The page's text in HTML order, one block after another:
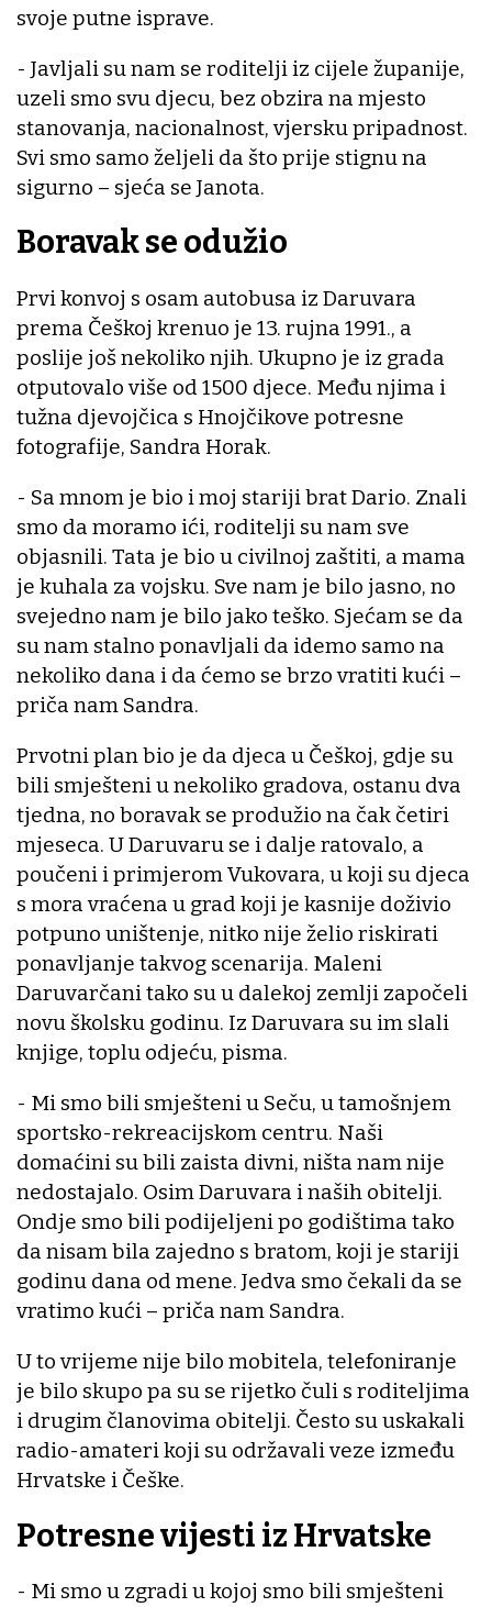
svoje putne isprave.
- Javljali su nam se roditelji iz cijele županije,
uzeli smo svu djecu, bez obzira na mjesto
stanovanja, nacionalnost, vjersku pripadnost.
Svi smo samo željeli da što prije stignu na
sigurno – sjeća se Janota.
Boravak se odužio
Prvi konvoj s osam autobusa iz Daruvara
prema Češkoj krenuo je 13. rujna 1991., a
poslije još nekoliko njih. Ukupno je iz grada
otputovalo više od 1500 djece. Među njima i
tužna djevojčica s Hnojčikove potresne
fotografije, Sandra Horak.
- Sa mnom je bio i moj stariji brat Dario. Znali
smo da moramo ići, roditelji su nam sve
objasnili. Tata je bio u civilnoj zaštiti, a mama
je kuhala za vojsku. Sve nam je bilo jasno, no
svejedno nam je bilo jako teško. Sjećam se da
su nam stalno ponavljali da idemo samo na
nekoliko dana i da ćemo se brzo vratiti kući –
priča nam Sandra.
Prvotni plan bio je da djeca u Češkoj, gdje su
bili smješteni u nekoliko gradova, ostanu dva
tjedna, no boravak se produžio na čak četiri
mjeseca. U Daruvaru se i dalje ratovalo, a
poučeni i primjerom Vukovara, u koji su djeca
s mora vraćena u grad koji je kasnije doživio
potpuno uništenje, nitko nije želio riskirati
ponavljanje takvog scenarija. Maleni
Daruvarčani tako su u dalekoj zemlji započeli
novu školsku godinu. Iz Daruvara su im slali
knjige, toplu odjeću, pisma.
- Mi smo bili smješteni u Seču, u tamošnjem
sportsko-rekreacijskom centru. Naši
domaćini su bili zaista divni, ništa nam nije
nedostajalo. Osim Daruvara i naših obitelji.
Ondje smo bili podijeljeni po godištima tako
da nisam bila zajedno s bratom, koji je stariji
godinu dana od mene. Jedva smo čekali da se
vratimo kući – priča nam Sandra.
U to vrijeme nije bilo mobitela, telefoniranje
je bilo skupo pa su se rijetko čuli s roditeljima
i drugim članovima obitelji. Često su uskakali
radio-amateri koji su održavali veze između
Hrvatske i Češke.
Potresne vijesti iz Hrvatske
- Mi smo u zgradi u kojoj smo bili smješteni